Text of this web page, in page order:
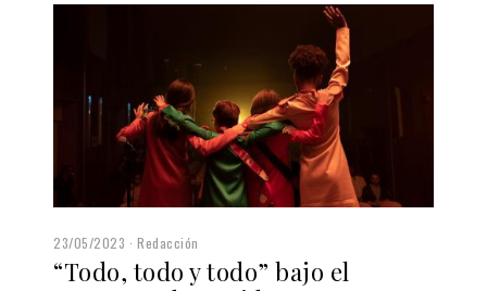
23/05/2023 Redacción
“Todo, todo y todo” bajo el